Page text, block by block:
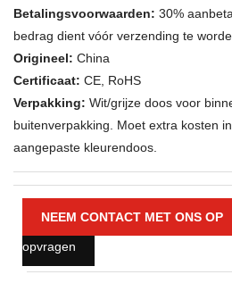
Betalingsvoorwaarden: 30%
bedrag dient vóór verzending te
Origineel: China
Certificaat: CE, RoHS
Verpakking: Wit/grijze doos voor
buitenverpakking. Moet extra kosten
aangepaste kleurendoos.
NEEM CONTACT MET ONS OP
opvragen